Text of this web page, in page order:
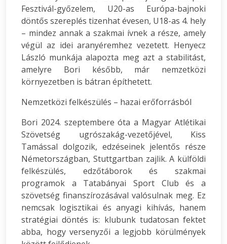
Fesztivál-győzelem, U20-as Európa-bajnoki
döntős szereplés tizenhat évesen, U18-as 4. hely
– mindez annak a szakmai ívnek a része, amely
végül az idei aranyéremhez vezetett. Henyecz
László munkája alapozta meg azt a stabilitást,
amelyre Bori később, már nemzetközi
környezetben is bátran építhetett.
Nemzetközi felkészülés – hazai erőforrásból
Bori 2024. szeptembere óta a Magyar Atlétikai
Szövetség ugrószakág-vezetőjével, Kiss
Tamással dolgozik, edzéseinek jelentős része
Németországban, Stuttgartban zajlik. A külföldi
felkészülés, edzőtáborok és szakmai
programok a Tatabányai Sport Club és a
szövetség finanszírozásával valósulnak meg. Ez
nemcsak logisztikai és anyagi kihívás, hanem
stratégiai döntés is: klubunk tudatosan fektet
abba, hogy versenyzői a legjobb körülmények